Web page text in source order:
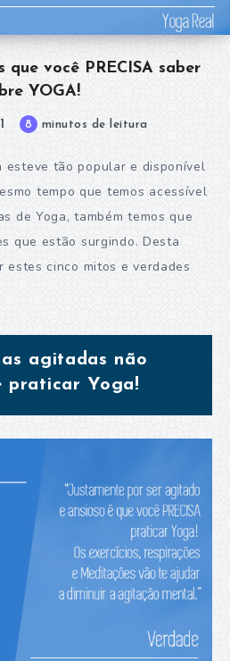
que você PRECISA saber
YOGA!
8 minutos de leitura
esteve tão popular e disponível
tempo que temos acessível
de Yoga, também temos que
que estão surgindo. Desta
estes cinco mitos e verdades
agitadas não
praticar Yoga!